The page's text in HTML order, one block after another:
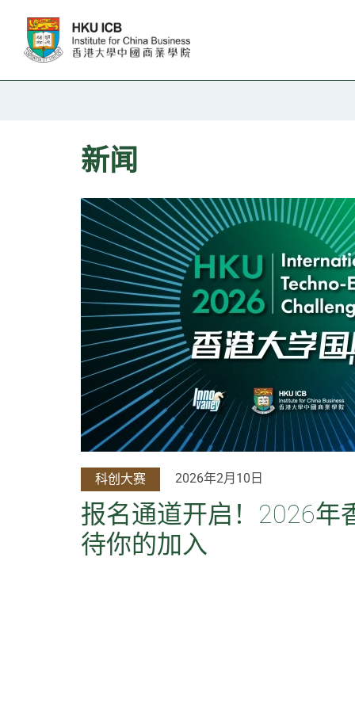
新闻
科创大赛 2026年2月10日
报名通道开启！2026年
待你的加入